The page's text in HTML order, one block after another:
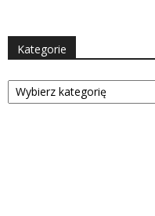
Kategorie
Kategorie